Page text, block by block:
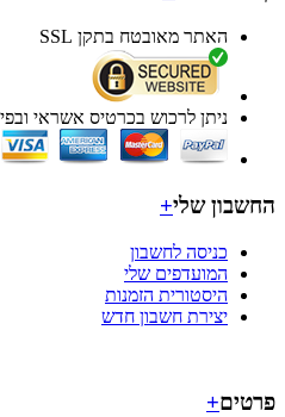
האתר מאובטח בתקן SSL
ניתן לרכוש בכרטיס אשראי ובפייפאל
שלי+
כניסה לחשבון
המועדפים שלי
היסטורית הזמנות
יצירת חשבון חדש
+